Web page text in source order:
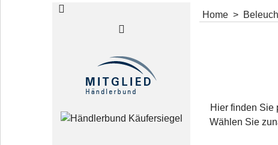
Werkstattbedarf
Alles für's Schrauben am Traktor. Jetzt geht es wieder los.
Home >
Hier finden Sie
Wählen Sie